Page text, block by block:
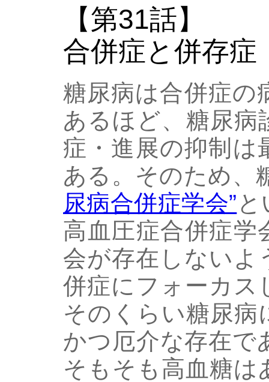
【第31話】
合併症と併存症
糖尿病は合併症の
あるほど、糖尿病
症・進展の抑制は
ある。そのため、
尿病合併症学会”
高血圧症合併症学
会が存在しないよ
併症にフォーカス
そのくらい糖尿病
かつ厄介な存在で
そもそも高血糖は